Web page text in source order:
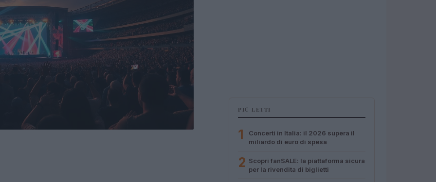
PIÙ LETTI
1
Concerti in Italia: il 2026 supera il
miliardo di euro di spesa
2 Scopri fanSALE: la piattaforma sicura
per la rivendita di biglietti